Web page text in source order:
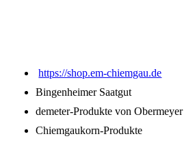
https://shop.em-chiemgau.de
Bingenheimer Saatgut
demeter-Produkte von Obermeyer
Chiemgaukorn-Produkte